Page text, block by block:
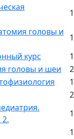
головы и
курс
головы и шеи
2
1
1